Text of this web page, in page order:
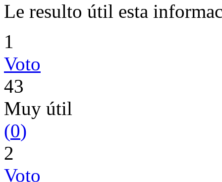
Le resulto útil esta
1
Voto
43
Muy útil
(0)
2
Voto